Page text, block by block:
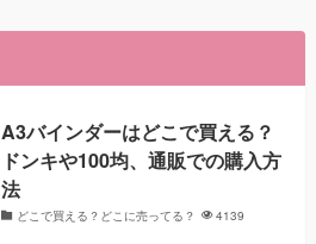
A3バインダーはどこで買える？
ドンキや100均、通販での購入方
法
どこで買える？どこに売ってる？ 4139